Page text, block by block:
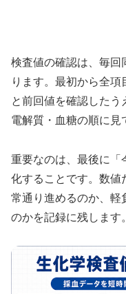
検査値の確認は、毎
ります。最初から全
と前回値を確認した
電解質・血糖の順に見
重要なのは、最後に
化することです。数値
常通り進めるのか、軽
のかを記録に残します。